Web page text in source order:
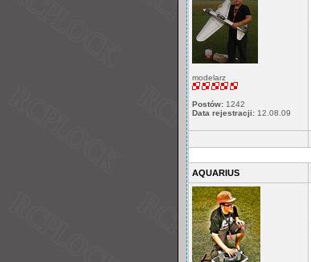
modelarz
Postów: 1242
Data rejestracji: 12.08.09
AQUARIUS